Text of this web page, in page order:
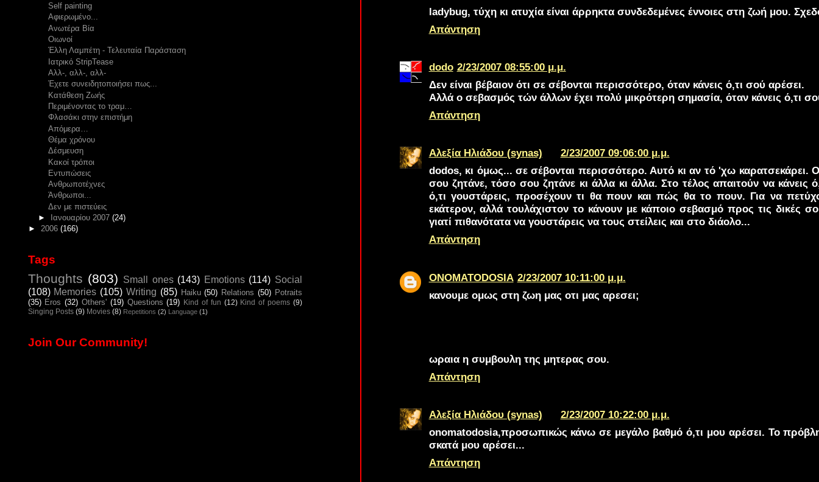
ladybug, τύχη κι ατυχία είναι άρρηκτα συνδεδεμένες έννοιες στη ζωή μου.
Απάντηση
dodo 2/23/2007 08:55:00 μ.μ.
Δεν είναι βέβαιον ότι σε σέβονται περισσότερο, όταν κάνεις ό,τι σού αρέσει.
Αλλά ο σεβασμός τών άλλων έχει πολύ μικρότερη σημασία, όταν κάνεις ό,τι
Απάντηση
Αλεξία Ηλιάδου (synas)
2/23/2007 09:06:00 μ.μ.
dodos, κι όμως... σε σέβονται περισσότερο. Αυτό κι αν τό 'χω καρατσεκάρει.
σου ζητάνε, τόσο σου ζητάνε κι άλλα κι άλλα. Στο τέλος απαιτούν να κάνεις
ό,τι γουστάρεις, προσέχουν τι θα πουν και πώς θα το πουν. Για να
εκάτερον, αλλά τουλάχιστον το κάνουν με κάποιο σεβασμό προς τις δικές
γιατί πιθανότατα να γουστάρεις να τους στείλεις και στο διάολο...
Απάντηση
ONOMATODOSIA 2/23/2007 10:11:00 μ.μ.
κανουμε ομως στη ζωη μας οτι μας αρεσει;
ωραια η συμβουλη της μητερας σου.
Απάντηση
Αλεξία Ηλιάδου (synas)
2/23/2007 10:22:00 μ.μ.
onomatodosia,προσωπικώς κάνω σε μεγάλο βαθμό ό,τι μου αρέσει. Το
σκατά μου αρέσει...
Απάντηση
Self painting
Αφιερωμένο...
Ανωτέρα Βία
Οιωνοί
Έλλη Λαμπέτη - Τελευταία Παράσταση
Ιατρικό StripTease
Αλλ-, αλλ-, αλλ-
Έχετε συνειδητοποιήσει πως...
Κατάθεση Ζωής
Περιμένοντας το τραμ…
Φλασάκι στην επιστήμη
Απόμερα…
Θέμα χρόνου
Δέσμευση
Κακοί τρόποι
Εντυπώσεις
Ανθρωποτέχνες
Άνθρωποι...
Δεν με πιστεύεις
►
Ιανουαρίου 2007 (24)
► 2006 (166)
Tags
Thoughts (803) Small ones (143) Emotions (114) Social
(108) Memories (105) Writing (85) Haiku (50) Relations (50) Potraits
(35) Eros (32) Others' (19) Questions (19) Kind of fun (12) Kind of poems (9)
Singing Posts (9) Movies (8) Repetitions (2) Language (1)
Join Our Community!